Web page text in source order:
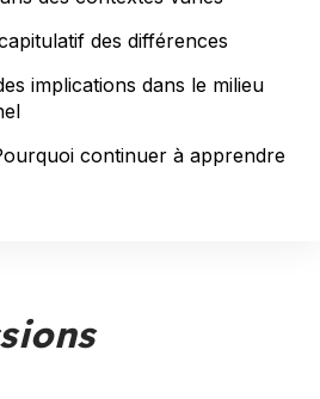
des différences
implications dans le milieu
continuer à apprendre